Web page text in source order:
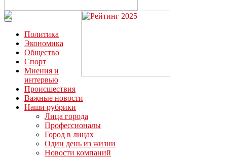
Читайте последние новости дня в Тульской области на сайте
“ЗаНовомосковск”
Политика
Экономика
Общество
Спорт
Мнения и
интервью
Происшествия
Важные новости
Наши рубрики
Лица города
Профессионалы
Город в лицах
Один день из жизни
Новости компаний